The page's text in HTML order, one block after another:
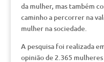
da mulher, mas também
caminho a percorrer na
mulher na sociedade.
A pesquisa foi realizada
opinião de 2.365